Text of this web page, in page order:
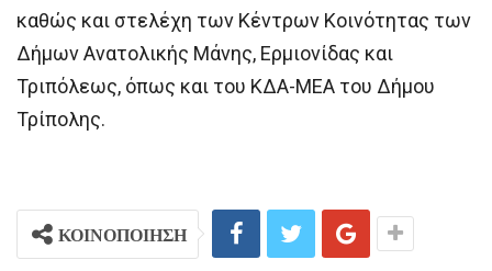
καθώς και στελέχη των Κέντρων Κοινότητας των
Δήμων Ανατολικής Μάνης, Ερμιονίδας και
Τριπόλεως, όπως και του ΚΔΑ-ΜΕΑ του Δήμου
Τρίπολης.
ΚΟΙΝΟΠΟΙΗΣΗ